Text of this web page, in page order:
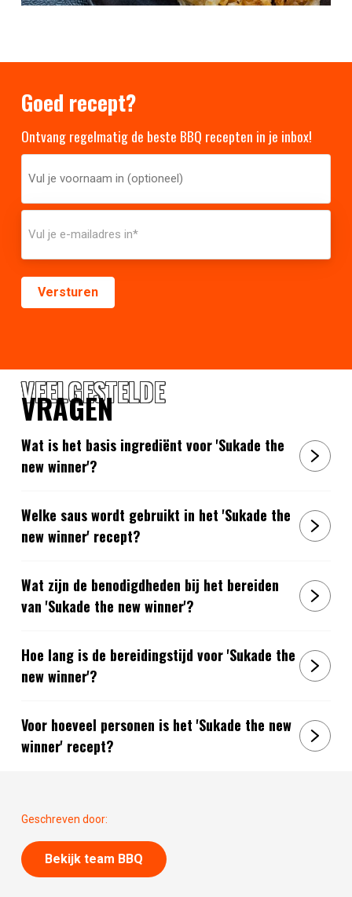
Goed recept?
Ontvang regelmatig de beste BBQ recepten in je inbox!
VEELGESTELDE
VRAGEN
Wat is het basis ingrediënt voor 'Sukade the
new winner'?
Welke saus wordt gebruikt in het 'Sukade the
new winner' recept?
Wat zijn de benodigdheden bij het bereiden
van 'Sukade the new winner'?
Hoe lang is de bereidingstijd voor 'Sukade the
new winner'?
Voor hoeveel personen is het 'Sukade the new
winner' recept?
Geschreven door:
Bekijk team BBQ